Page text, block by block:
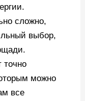
сложно,
выбор,
точно
можно
все